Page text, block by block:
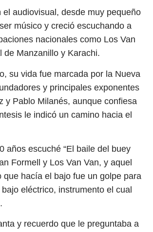
el audiovisual, desde muy pequeño
músico y creció escuchando a
nacionales como Los Van
de Manzanillo y Karachi.
su vida fue marcada por la Nueva
y principales exponentes
y Pablo Milanés, aunque confiesa
le indicó un camino hacia el
años escuché “El baile del buey
Formell y Los Van Van, y aquel
que hacía el bajo fue un golpe para
eléctrico, instrumento el cual
y recuerdo que le preguntaba a